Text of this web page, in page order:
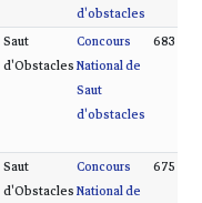
d'obstacles
683
Concours
National de
Saut
d'obstacles
Saut
d'Obstacles
675
Concours
National de
Saut
d'Obstacles